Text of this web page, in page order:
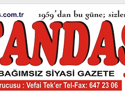
CHP’de istifa depremi yaşandı!
İÇİNDEN BESLENME
ECZANELER
yeni dönem: Yönetmelik kapsamlı şekilde